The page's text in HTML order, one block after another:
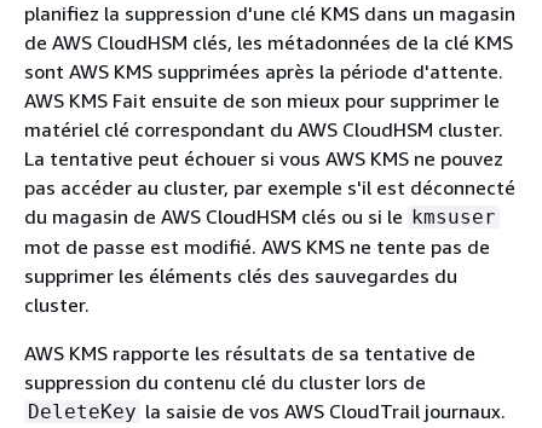
planifiez la suppression d'une clé KMS dans un magasin
de AWS CloudHSM clés, les métadonnées de la clé KMS
sont AWS KMS supprimées après la période d'attente.
AWS KMS Fait ensuite de son mieux pour supprimer le
matériel clé correspondant du AWS CloudHSM cluster.
La tentative peut échouer si vous AWS KMS ne pouvez
pas accéder au cluster, par exemple s'il est déconnecté
du magasin de AWS CloudHSM clés ou si le kmsuser
mot de passe est modifié. AWS KMS ne tente pas de
supprimer les éléments clés des sauvegardes du
cluster.
AWS KMS rapporte les résultats de sa tentative de
suppression du contenu clé du cluster lors de
DeleteKey la saisie de vos AWS CloudTrail journaux.